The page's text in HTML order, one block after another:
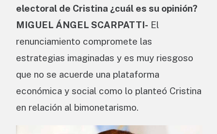
electoral de Cristina ¿cuál es su opinión?
MIGUEL ÁNGEL SCARPATTI- El
renunciamiento compromete las
estrategias imaginadas y es muy riesgoso
que no se acuerde una plataforma
económica y social como lo planteó Cristina
en relación al bimonetarismo.